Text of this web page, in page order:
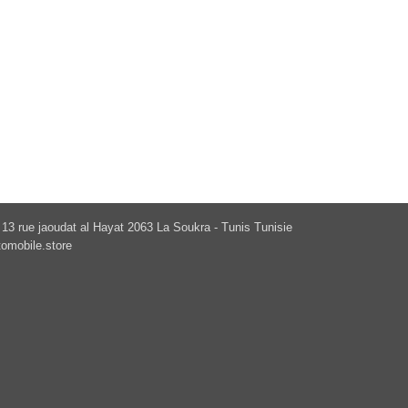
rue jaoudat al Hayat 2063 La Soukra - Tunis Tunisie